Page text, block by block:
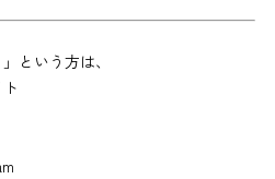
という方は、